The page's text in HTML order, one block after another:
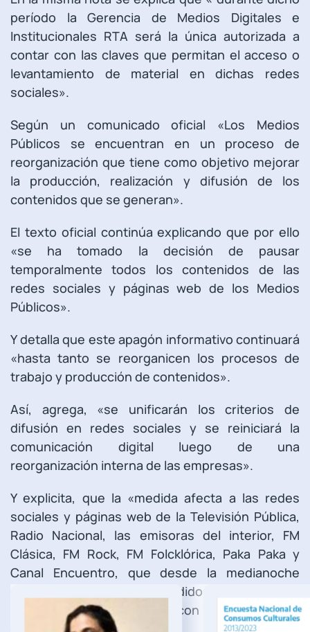
período la Gerencia de Medios Digitales e
Institucionales RTA será la única autorizada a
contar con las claves que permitan el acceso o
levantamiento de material en dichas redes
sociales».
Según un comunicado oficial «Los Medios
Públicos se encuentran en un proceso de
reorganización que tiene como objetivo mejorar
la producción, realización y difusión de los
contenidos que se generan».
El texto oficial continúa explicando que por ello
«se ha tomado la decisión de pausar
temporalmente todos los contenidos de las
redes sociales y páginas web de los Medios
Públicos».
Y detalla que este apagón informativo continuará
«hasta tanto se reorganicen los procesos de
trabajo y producción de contenidos».
Así, agrega, «se unificarán los criterios de
difusión en redes sociales y se reiniciará la
comunicación digital luego de una
reorganización interna de las empresas».
Y explicita, que la «medida afecta a las redes
sociales y páginas web de la Televisión Pública,
Radio Nacional, las emisoras del interior, FM
Clásica, FM Rock, FM Folcklórica, Paka Paka y
Canal Encuentro, que desde la medianoche
dejaron de postear contendidos, mientras que
los sitios webs aparacieron con la leyenda «sitio
en reconstrucción»».